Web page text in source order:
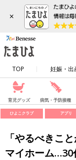
×
TOP 妊娠・出
育児グッズ 病気・予防接種
ひよこクラブ アプリ
「やるべきこ
マイホーム…30